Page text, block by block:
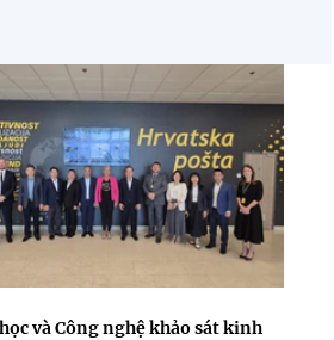
và Công nghệ khảo sát kinh